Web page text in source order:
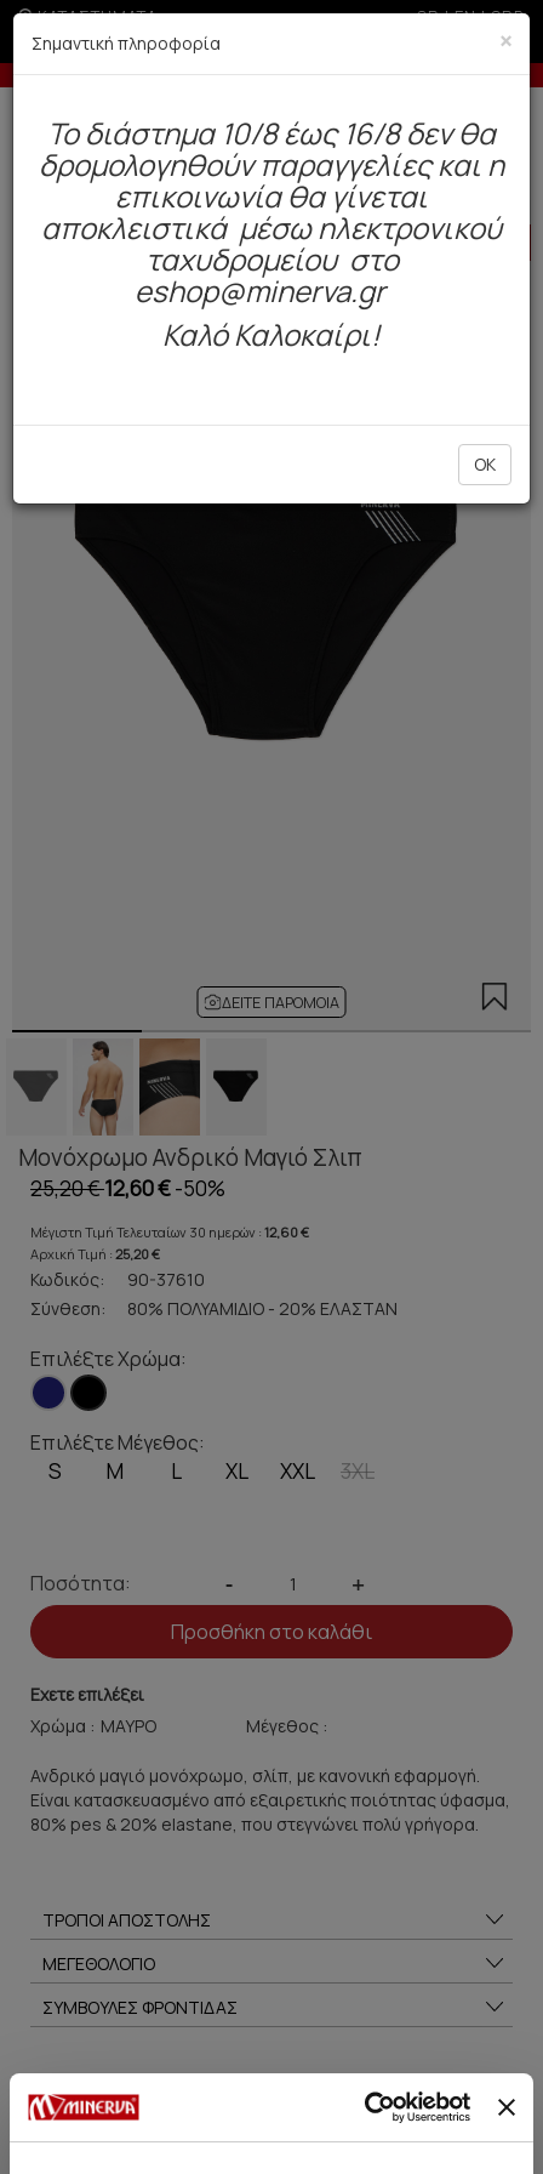
ΚΑΤΑΣΤΗΜΑΤΑ GR|EN|SRB
-10% σε παραγγελίες άνω των 200€
Δωρεάν αποστολή άνω των 49€. Παράδοση σε 3-5 εργάσιμες.
Μαγιό Ανδρικά Μονόχρωμα
HOT
ΔΕΊΤΕ ΠΑΡΌΜΟΙΑ
Μονόχρωμο Ανδρικό Μαγιό Σλιπ
25,20 €12,60 €-50%
Μέγιστη Τιμή Τελευταίων 30 ημερών : 12,60 €
Αρχική Τιμή : 25,20 €
Κωδικός:
90-37610
Σύνθεση:
80% ΠΟΛΥΑΜΙΔΙΟ - 20% ΕΛΑΣΤΑΝ
Επιλέξτε Χρώμα:
Επιλέξτε Μέγεθος:
S M L XL XXL 3XL
Ποσότητα: - +
Προσθήκη στο καλάθι
Εχετε επιλέξει
Χρώμα :
Μέγεθος :
Ανδρικό μαγιό μονόχρωμο, σλίπ, με κανονική εφαρμογή.
Είναι κατασκευασμένο από εξαιρετικής ποιότητας ύφασμα,
80% pes & 20% elastane, που στεγνώνει πολύ γρήγορα.
ΤΡΟΠΟΙ ΑΠΟΣΤΟΛΗΣ
ΜΕΓΕΘΟΛΟΓΙΟ
ΣΥΜΒΟΥΛΕΣ ΦΡΟΝΤΙΔΑΣ
Μπορεί να σου αρέσει επίσης
×
Σημαντική πληροφορία
To διάστημα 10/8 έως 16/8 δεν θα
δρομολογηθούν παραγγελίες και η
επικοινωνία θα γίνεται
αποκλειστικά μέσω ηλεκτρονικού
ταχυδρομείου στο
eshop@minerva.gr
Καλό Καλοκαίρι!
OK